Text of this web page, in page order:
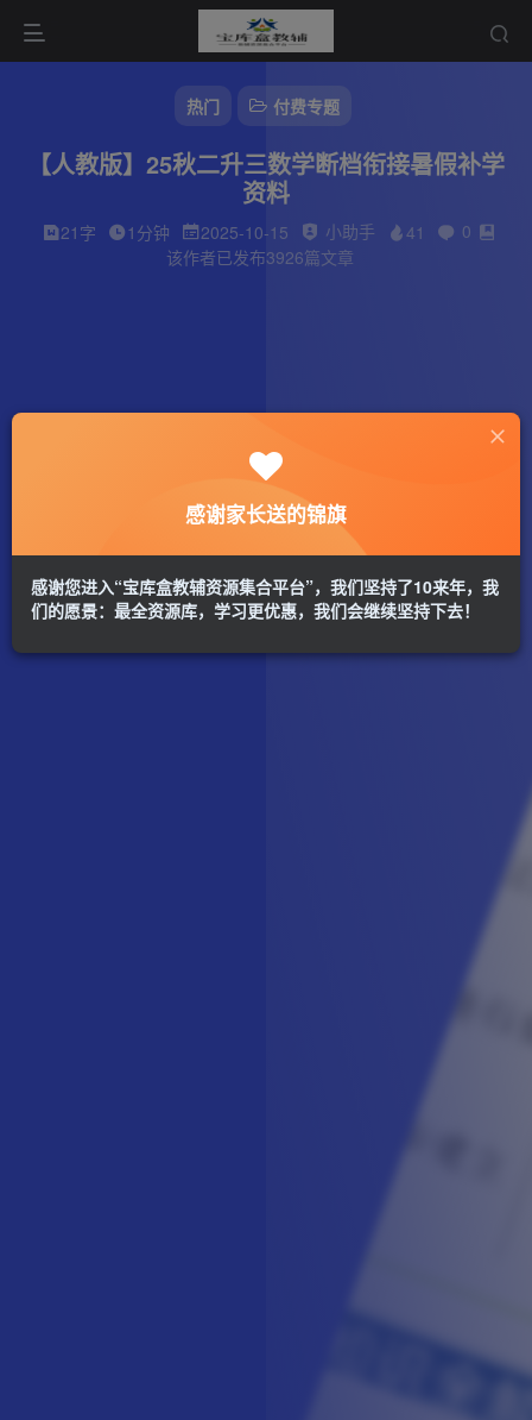
热门 付费专题
【人教版】25秋二升三数学断档衔接暑假补学
资料
21字 1分钟 2025-10-15 小助手 41
0
该作者已发布3926篇文章
感谢家长送的锦旗
感谢您进入“宝库盒教辅资源集合平台”，我们坚持了10来年，我
们的愿景：最全资源库，学习更优惠，我们会继续坚持下去！